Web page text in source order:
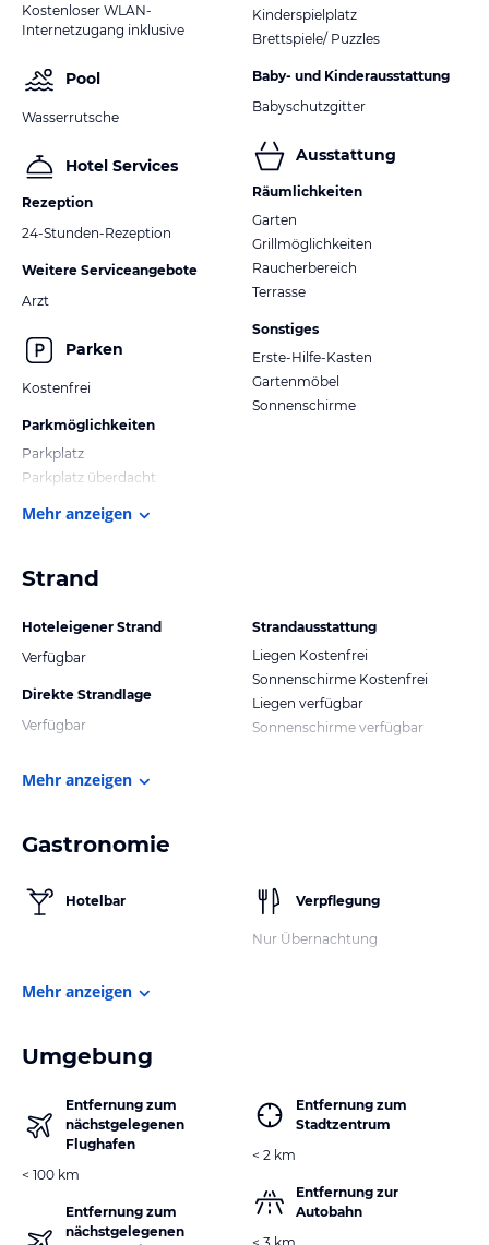
Kostenloser WLAN-
Internetzugang inklusive
Pool
Wasserrutsche
Hotel Services
Rezeption
24-Stunden-Rezeption
Weitere Serviceangebote
Arzt
Parken
Kostenfrei
Parkmöglichkeiten
Parkplatz
Parkplatz überdacht
Kinderspielplatz
Brettspiele/ Puzzles
Baby- und Kinderausstattung
Babyschutzgitter
Ausstattung
Räumlichkeiten
Garten
Grillmöglichkeiten
Raucherbereich
Terrasse
Sonstiges
Erste-Hilfe-Kasten
Gartenmöbel
Sonnenschirme
Mehr anzeigen
Strand
Hoteleigener Strand
Verfügbar
Direkte Strandlage
Verfügbar
Strandausstattung
Liegen Kostenfrei
Sonnenschirme Kostenfrei
Liegen verfügbar
Sonnenschirme verfügbar
Mehr anzeigen
Gastronomie
Hotelbar Verpflegung
Nur Übernachtung
Mehr anzeigen
Umgebung
Entfernung zum
nächstgelegenen
Flughafen
< 100 km
Entfernung zum
nächstgelegenen
Entfernung zum
Stadtzentrum
< 2 km
Entfernung zur
Autobahn